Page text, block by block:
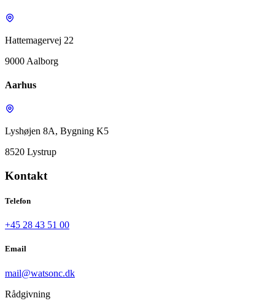
Hattemagervej 22
9000 Aalborg
Aarhus
Lyshøjen 8A, Bygning K5
8520 Lystrup
Kontakt
Telefon
+45 28 43 51 00
Email
mail@watsonc.dk
Rådgivning